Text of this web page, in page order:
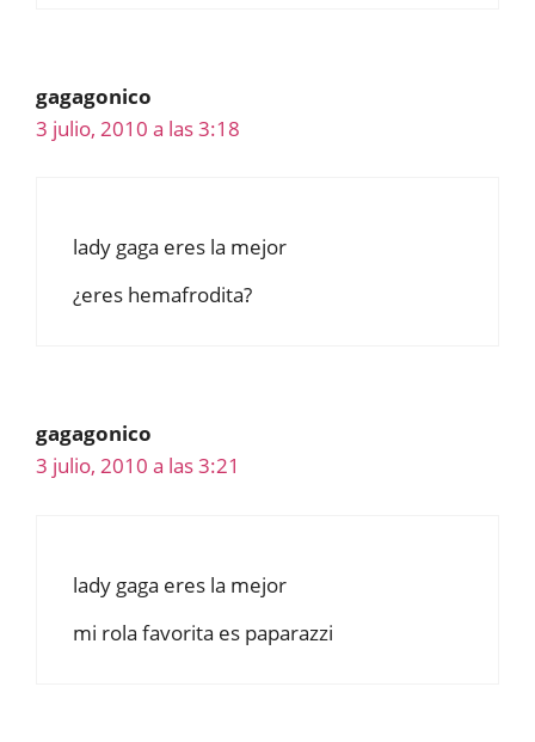
gagagonico
3 julio, 2010 a las 3:18
lady gaga eres la mejor
¿eres hemafrodita?
gagagonico
3 julio, 2010 a las 3:21
lady gaga eres la mejor
mi rola favorita es paparazzi